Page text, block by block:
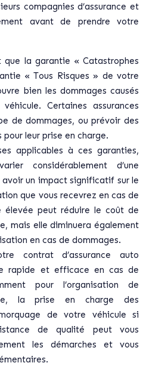
compagnies d’assurance et
avant de prendre votre
la garantie « Catastrophes
« Tous Risques » de votre
bien les dommages causés
Certaines assurances
de dommages, ou prévoir des
leur prise en charge.
applicables à ces garanties,
considérablement d’une
avoir un impact significatif sur le
que vous recevrez en cas de
élevée peut réduire le coût de
mais elle diminuera également
en cas de dommages.
contrat d’assurance auto
rapide et efficace en cas de
pour l’organisation de
la prise en charge des
de votre véhicule si
de qualité peut vous
les démarches et vous